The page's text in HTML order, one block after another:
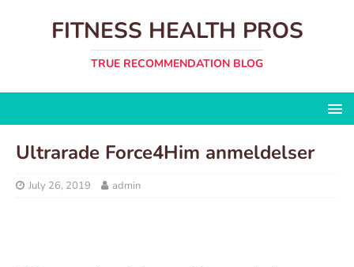
FITNESS HEALTH PROS
TRUE RECOMMENDATION BLOG
Ultrarade Force4Him anmeldelser
July 26, 2019 admin